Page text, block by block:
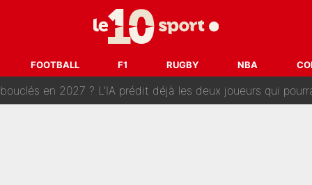
FOOTBALL F1 RUGBY NBA
à l’OM : Le départ qui soulage le vestiaire de
: Bruno Genesio fait une promesse pour la suite du
en 2027 ? L'IA prédit déjà les deux joueurs qui